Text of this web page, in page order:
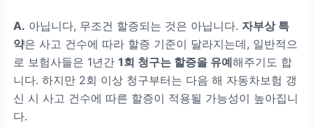
A. 아닙니다, 무조건 할증되는 것은 아닙니다. 자부상 특
약은 사고 건수에 따라 할증 기준이 달라지는데, 일반적으
로 보험사들은 1년간 1회 청구는 할증을 유예해주기도 합
니다. 하지만 2회 이상 청구부터는 다음 해 자동차보험 갱
신 시 사고 건수에 따른 할증이 적용될 가능성이 높아집니
다.